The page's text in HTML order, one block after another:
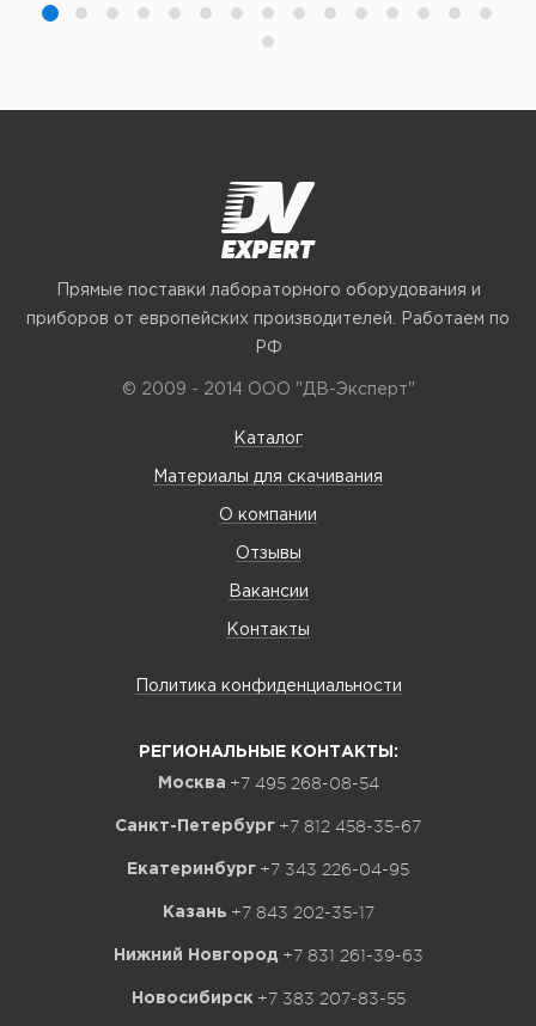
Прямые поставки лабораторного оборудования и
приборов от европейских производителей. Работаем по
РФ
© 2009 - 2014 ООО "ДВ-Эксперт"
Каталог
Материалы для скачивания
О компании
Отзывы
Вакансии
Контакты
Политика конфиденциальности
РЕГИОНАЛЬНЫЕ КОНТАКТЫ:
Москва +7 495 268-08-54
Санкт-Петербург +7 812 458-35-67
Екатеринбург +7 343 226-04-95
Казань +7 843 202-35-17
Нижний Новгород +7 831 261-39-63
Новосибирск +7 383 207-83-55